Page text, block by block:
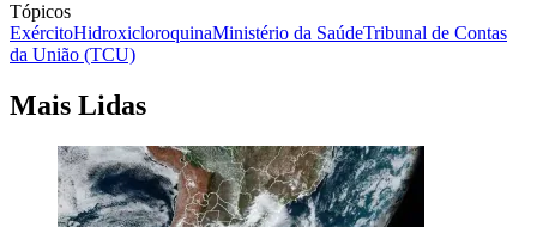
Tópicos
ExércitoHidroxicloroquinaMinistério da SaúdeTribunal de Contas
da União (TCU)
Mais Lidas